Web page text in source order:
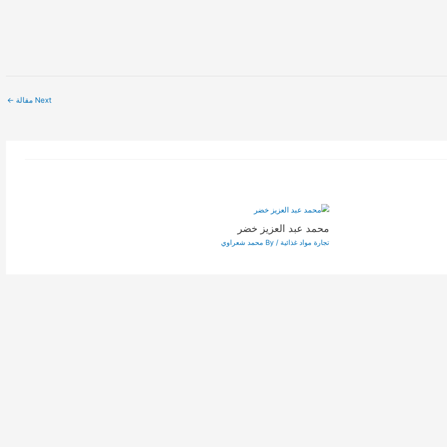
Next مقالة ←
محمد عبد العزيز خضر
تجارة مواد غذائية / By محمد شعراوي